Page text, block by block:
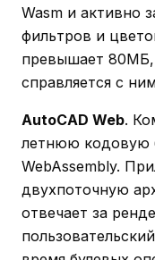
Wasm и активно
фильтров и
превышает 80МБ,
справляется с
AutoCAD Web.
летнюю кодовую
WebAssembly.
двухпоточную
отвечает за